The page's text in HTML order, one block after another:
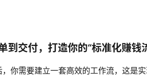
到交付，打造你的“标准化赚钱
你需要建立一套高效的工作流，这是实